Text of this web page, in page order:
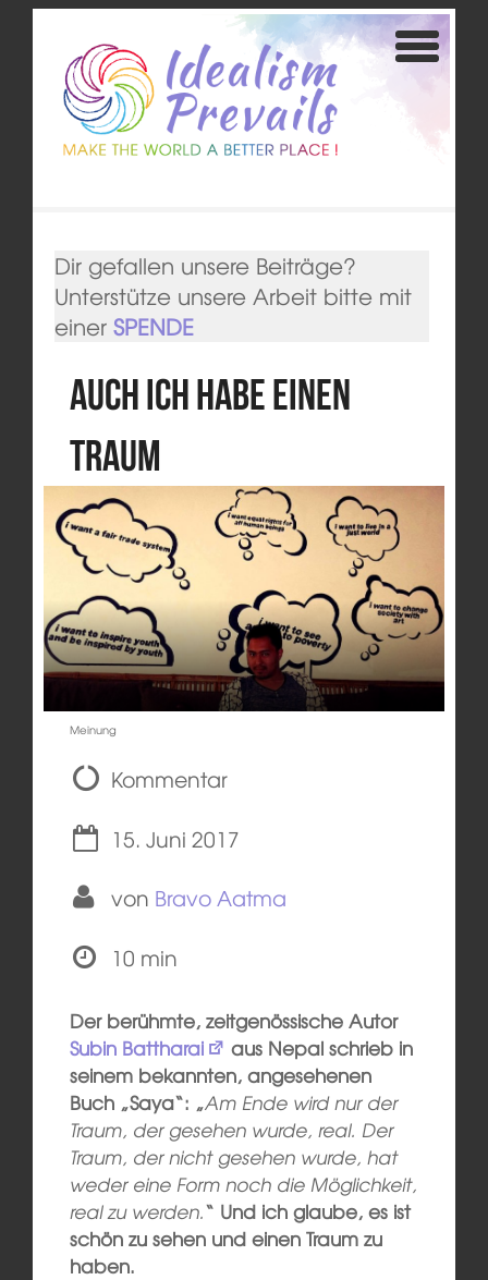
Dir gefallen unsere Beiträge?
Unterstütze unsere Arbeit bitte mit
einer SPENDE
Auch ich habe einen
Traum
Meinung
Kommentar
15. Juni 2017
von Bravo Aatma
10 min
Der berühmte, zeitgenössische Autor
Subin Battharai
aus Nepal schrieb in
seinem bekannten, angesehenen
Buch „Saya“: „Am Ende wird nur der
Traum, der gesehen wurde, real. Der
Traum, der nicht gesehen wurde, hat
weder eine Form noch die Möglichkeit,
real zu werden.“ Und ich glaube, es ist
schön zu sehen und einen Traum zu
haben.